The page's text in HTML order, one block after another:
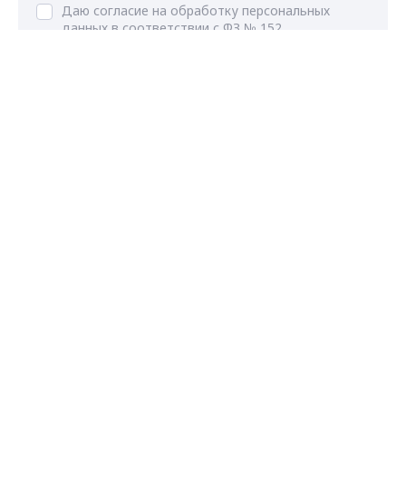
Даю согласие на обработку персональных
данных в соответствии с ФЗ № 152